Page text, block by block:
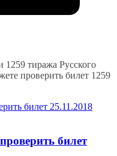
1259 тиража Русского
проверить билет 1259
билет